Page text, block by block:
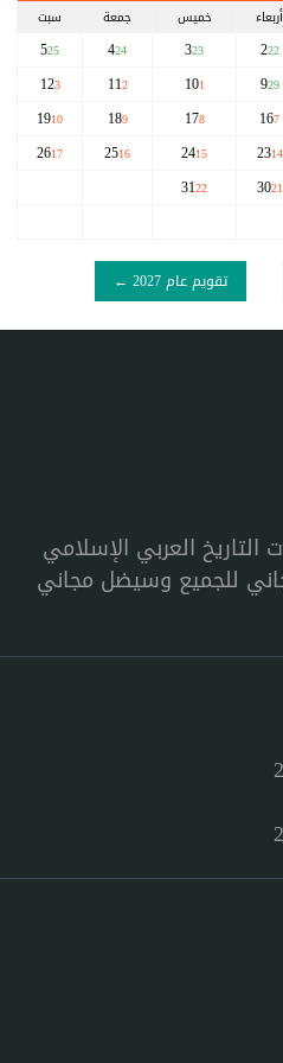
أربعاء خميس جمعة سبت
222
323
424
525
929
101
112
123
167
178
189
1910
2314
2415
2516
2617
3021
3122
تقويم عام 2027 ←
التاريخ العربي الإسلامي
للجميع وسيضل مجاني